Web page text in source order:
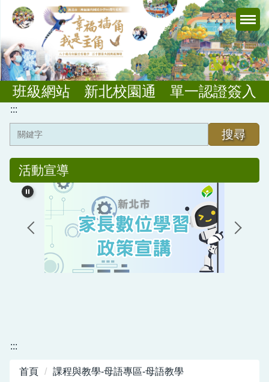
跳
到
要
內
容
區班級網站 新北校園通 單一認證簽入
:::
搜尋
課程與教學
板根課程
公開授課
資訊教育
活動宣導
:::
首頁 課程與教學-母語專區-母語教學